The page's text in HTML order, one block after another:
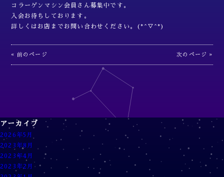
コラーゲンマシン会員さん募集中です。
入会お待ちしております。
詳しくはお店までお問い合わせください。(*^▽^*)
« 前のページ 次のページ »
アーカイブ
2026年5月
2023年8月
2023年4月
2023年2月